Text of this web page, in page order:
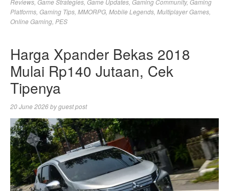
Platforms Gaming Tips MMORPG Mobile Legends Multiplayer Games
Online Gaming PES
Harga Xpander Bekas 2018
Mulai Rp140 Jutaan, Cek
Tipenya
20 June 2026byguest post